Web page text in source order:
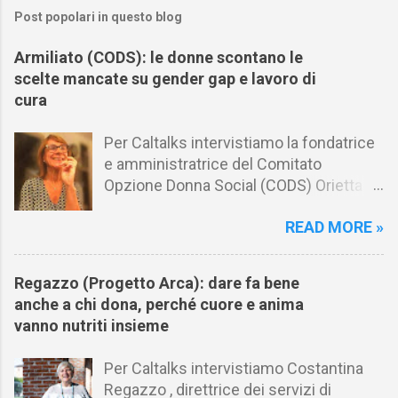
Post popolari in questo blog
Armiliato (CODS): le donne scontano le
scelte mancate su gender gap e lavoro di
cura
Per Caltalks intervistiamo la fondatrice
e amministratrice del Comitato
Opzione Donna Social (CODS) Orietta
mondo del lavoro e al riconoscimento
personalità, innovatori, decision maker
e opinion leader per comprendere i
temi e le scelte che stanno cambiando
analisi e raccogliere idee inerenti ai fatti
READ MORE »
Regazzo (Progetto Arca): dare fa bene
anche a chi dona, perché cuore e anima
vanno nutriti insieme
Per Caltalks intervistiamo Costantina
Regazzo , direttrice dei servizi di